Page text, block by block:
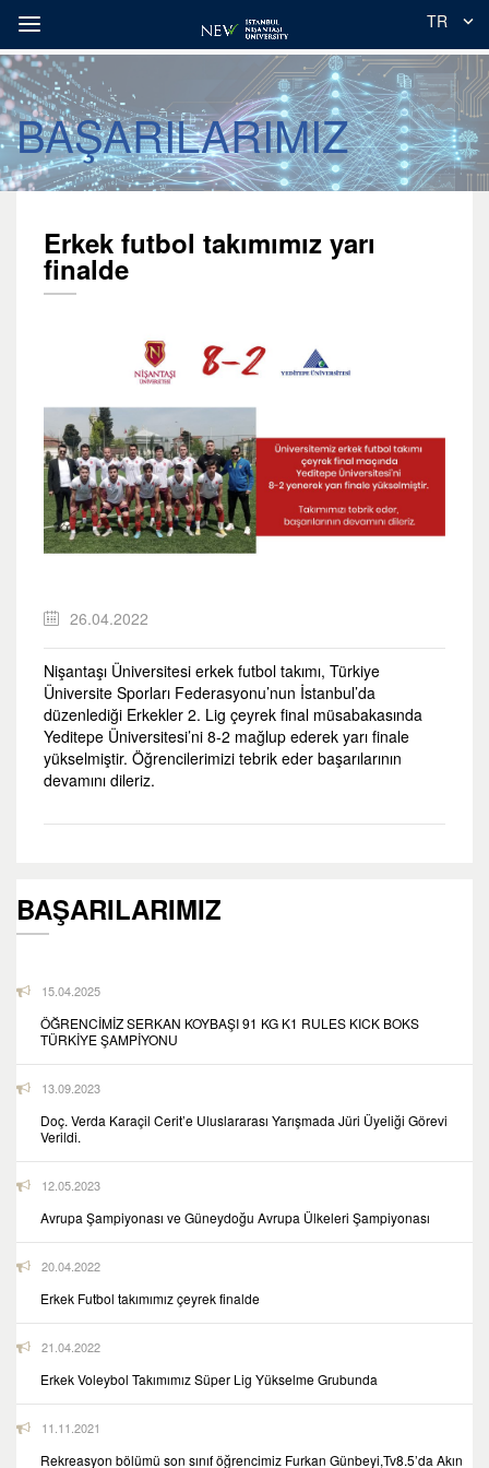
TR
BAŞARILARIMIZ
Erkek futbol takımımız yarı
finalde
26.04.2022
Nişantaşı Üniversitesi erkek futbol takımı, Türkiye
Üniversite Sporları Federasyonu’nun İstanbul’da
düzenlediği Erkekler 2. Lig çeyrek final müsabakasında
Yeditepe Üniversitesi’ni 8-2 mağlup ederek yarı finale
yükselmiştir. Öğrencilerimizi tebrik eder başarılarının
devamını dileriz.
BAŞARILARIMIZ
15.04.2025
ÖĞRENCİMİZ SERKAN KOYBAŞI 91 KG K1 RULES KICK BOKS
TÜRKİYE ŞAMPİYONU
13.09.2023
Doç. Verda Karaçil Cerit’e Uluslararası Yarışmada Jüri Üyeliği Görevi
Verildi.
12.05.2023
Avrupa Şampiyonası ve Güneydoğu Avrupa Ülkeleri Şampiyonası
20.04.2022
Erkek Futbol takımımız çeyrek finalde
21.04.2022
Erkek Voleybol Takımımız Süper Lig Yükselme Grubunda
11.11.2021
Rekreasyon bölümü son sınıf öğrencimiz Furkan Günbeyi,Tv8.5’da Akın